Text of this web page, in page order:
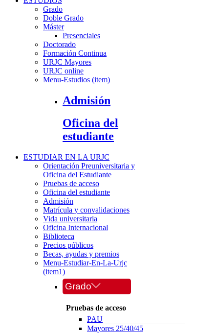
Grado
Doble Grado
Máster
Presenciales
Doctorado
Formación Continua
URJC Mayores
URJC online
Menu-Estudios (item)
Admisión
Oficina del
estudiante
ESTUDIAR EN LA URJC
Orientación Preuniversitaria y
Oficina del Estudiante
Pruebas de acceso
Oficina del estudiante
Admisión
Matrícula y convalidaciones
Vida universitaria
Oficina Internacional
Biblioteca
Precios públicos
Becas, ayudas y premios
Menu-Estudiar-En-La-Urjc
(item1)
Grado
Pruebas de acceso
PAU
Mayores 25/40/45